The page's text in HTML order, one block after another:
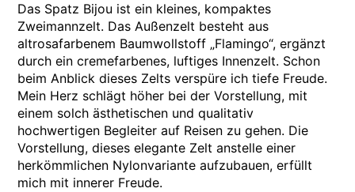
Das Spatz Bijou ist ein kleines, kompaktes
Zweimannzelt. Das Außenzelt besteht aus
altrosafarbenem Baumwollstoff „Flamingo“, ergänzt
durch ein cremefarbenes, luftiges Innenzelt. Schon
beim Anblick dieses Zelts verspüre ich tiefe Freude.
Mein Herz schlägt höher bei der Vorstellung, mit
einem solch ästhetischen und qualitativ
hochwertigen Begleiter auf Reisen zu gehen. Die
Vorstellung, dieses elegante Zelt anstelle einer
herkömmlichen Nylonvariante aufzubauen, erfüllt
mich mit innerer Freude.